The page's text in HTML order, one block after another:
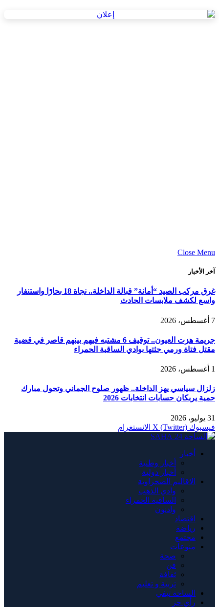
Close Menu
آخر الأخبار
غرق مركب الصيد “أمانة” قبالة الداخلة.. نجاة 18 بحارًا واستنفار
واسع لكشف ملابسات الحادث
7 أغسطس، 2026
جريمة هزت العيون.. توقيف 6 مشتبه فيهم بينهم قاصر في قضية
مقتل فتاة ورمي جثتها بوادي الساقية الحمراء
1 أغسطس، 2026
زلزال سياسي يهز الداخلة.. ظهور صلوح الجماني وتحول مبارك
حمية يربكان حسابات انتخابات 2026
31 يوليو، 2026
فيسبوك X (Twitter) الانستغرام
أخبار
أخبار وطنية
أخبار دولية
الاقاليم الصحراوية
وادي الذهب
الساقية الحمراء
وادنون
اقتصاد
رياضة
مجتمع
منوعات
صحة
فن
ثقافة
تربية و تعليم
الساحة تيفي
رأي حر